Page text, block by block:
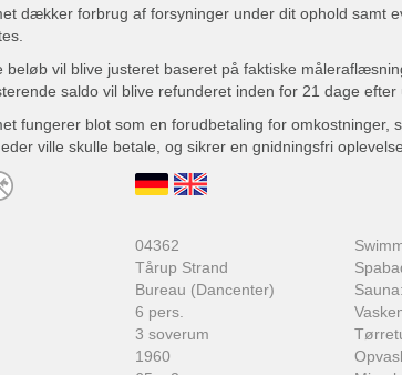
dækker forbrug af forsyninger under dit ophold samt
beløb vil blive justeret baseret på faktiske
saldo vil blive refunderet inden for 21 dage efter
fungerer blot som en forudbetaling for omkostninger,
ville skulle betale, og sikrer en gnidningsfri
04362
Tårup Strand
Bureau (Dancenter)
6 pers.
3 soverum
1960
Sauna: